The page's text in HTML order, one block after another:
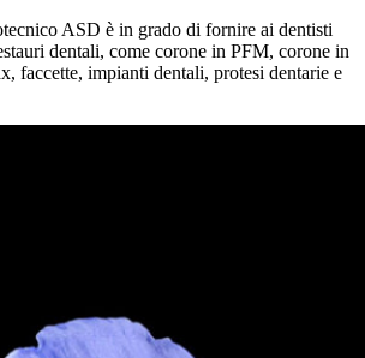
ASD è in grado di fornire ai dentisti
dentali, come corone in PFM, corone in
faccette, impianti dentali, protesi dentarie e